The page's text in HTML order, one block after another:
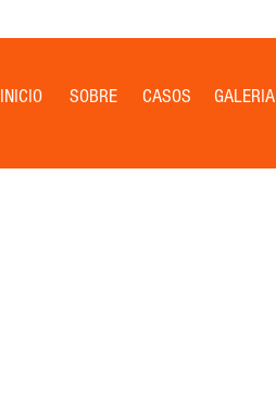
INICIO SOBRE CASOS GALERIA